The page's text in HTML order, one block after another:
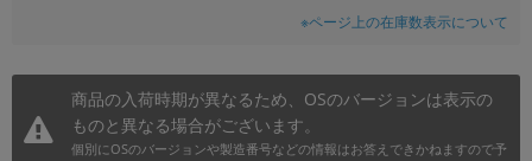
※ページ上の在庫数表示について
商品の入荷時期が異なるため、OSのバージョンは表示の
ものと異なる場合がございます。
個別にOSのバージョンや製造番号などの情報はお答えできかねますので予
円 ～ 円